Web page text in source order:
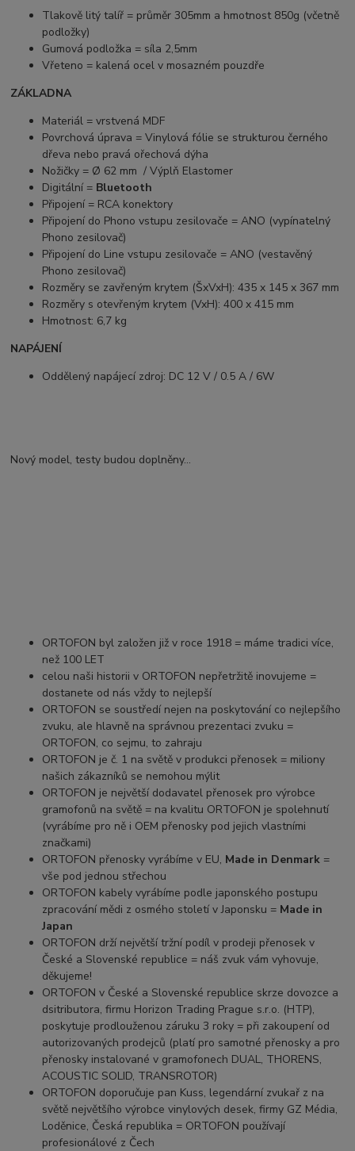
Tlakově litý talíř = průměr 305mm a hmotnost 850g (včetně
podložky)
Gumová podložka = síla 2,5mm
Vřeteno = kalená ocel v mosazném pouzdře
ZÁKLADNA
Materiál = vrstvená MDF
Povrchová úprava = Vinylová fólie se strukturou černého
dřeva nebo pravá ořechová dýha
Nožičky = Ø 62 mm / Výplň Elastomer
Digitální = Bluetooth
Připojení = RCA konektory
Připojení do Phono vstupu zesilovače = ANO (vypínatelný
Phono zesilovač)
Připojení do Line vstupu zesilovače = ANO (vestavěný
Phono zesilovač)
Rozměry se zavřeným krytem (ŠxVxH): 435 x 145 x 367 mm
Rozměry s otevřeným krytem (VxH): 400 x 415 mm
Hmotnost: 6,7 kg
NAPÁJENÍ
Oddělený napájecí zdroj: DC 12 V / 0.5 A / 6W
Nový model, testy budou doplněny...
ORTOFON byl založen již v roce 1918 = máme tradici více,
než 100 LET
celou naši historii v ORTOFON nepřetržitě inovujeme =
dostanete od nás vždy to nejlepší
ORTOFON se soustředí nejen na poskytování co nejlepšího
zvuku, ale hlavně na správnou prezentaci zvuku =
ORTOFON, co sejmu, to zahraju
ORTOFON je č. 1 na světě v produkci přenosek = miliony
našich zákazníků se nemohou mýlit
ORTOFON je největší dodavatel přenosek pro výrobce
gramofonů na světě = na kvalitu ORTOFON je spolehnutí
(vyrábíme pro ně i OEM přenosky pod jejich vlastními
značkami)
ORTOFON přenosky vyrábíme v EU, Made in Denmark =
vše pod jednou střechou
ORTOFON kabely vyrábíme podle japonského postupu
zpracování mědi z osmého století v Japonsku = Made in
Japan
ORTOFON drží největší tržní podíl v prodeji přenosek v
České a Slovenské republice = náš zvuk vám vyhovuje,
děkujeme!
ORTOFON v České a Slovenské republice skrze dovozce a
dsitributora, firmu Horizon Trading Prague s.r.o. (HTP),
poskytuje prodlouženou záruku 3 roky = při zakoupení od
autorizovaných prodejců (platí pro samotné přenosky a pro
přenosky instalované v gramofonech DUAL, THORENS,
ACOUSTIC SOLID, TRANSROTOR)
ORTOFON doporučuje pan Kuss, legendární zvukař z na
světě největšího výrobce vinylových desek, firmy GZ Média,
Loděnice, Česká republika = ORTOFON používají
profesionálové z Čech